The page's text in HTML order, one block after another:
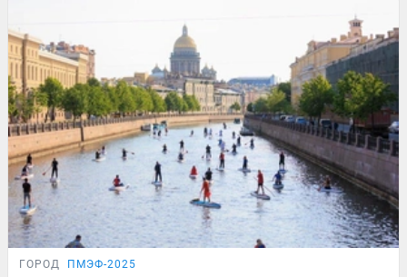
ГОРОД ПМЭФ-2025